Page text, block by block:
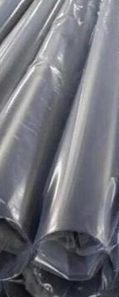
304薄壁不